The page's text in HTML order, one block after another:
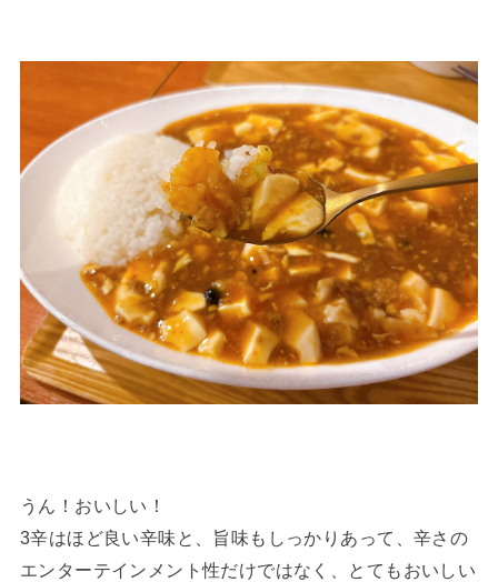
うん！おいしい！
3辛はほど良い辛味と、旨味もしっかりあって、辛さの
エンターテインメント性だけではなく、とてもおいしい